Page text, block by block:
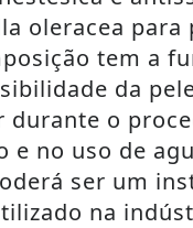
oleracea para
tem a
da
durante o
e no uso de
ser um
na